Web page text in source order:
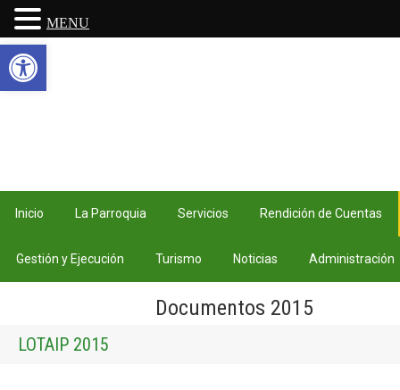
Inicio La Parroquia Servicios Rendición de Cuentas
Gestión y Ejecución Turismo Noticias Administración
Documentos 2015
LOTAIP 2015
MENU
Abrir barra de herramientas